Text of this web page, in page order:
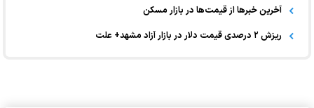
آخرین خبر‌ها از قیمت‌ها در بازار مسکن
ریزش ۲ درصدی قیمت دلار در بازار آزاد مشهد+ علت